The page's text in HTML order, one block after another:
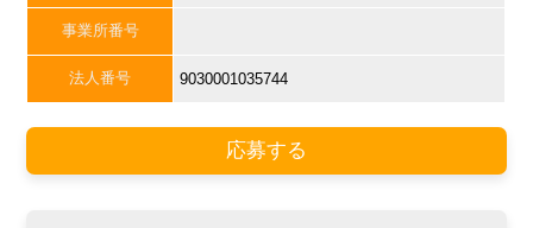
事業所番号
法人番号 9030001035744
応募する